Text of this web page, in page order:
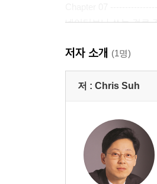
네이티브나 쓰는 걸로
저자 소개 (1명)
저 : Chris Suh